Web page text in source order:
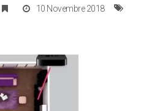
10 Novembre 2018